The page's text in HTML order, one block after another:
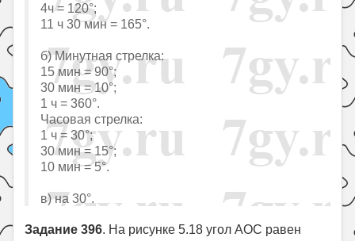
4ч = 120°;
11 ч 30 мин = 165°.
б) Минутная стрелка:
15 мин = 90°;
30 мин = 10°;
1 ч = 360°.
Часовая стрелка:
1 ч = 30°;
30 мин = 15°;
10 мин = 5°.
в) на 30°.
Задание 396. На рисунке 5.18 угол AOC равен